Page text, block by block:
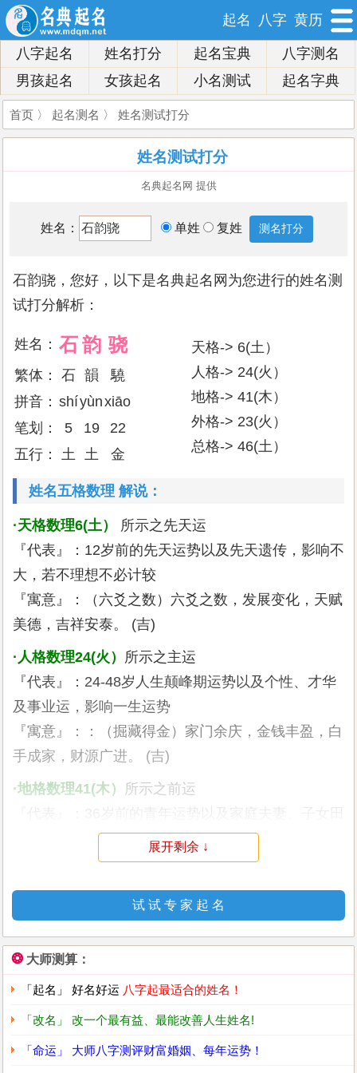
起名 八字 黄历
八字起名 姓名打分 起名宝典
八字测名
男孩起名
女孩起名 小名测试 起名字典
首页 〉 起名测名 〉 姓名测试打分
姓名测试打分
名典起名网 提供
姓名： 单姓 复姓
石韵骁，您好，以下是名典起名网为您进行的姓名测
试打分解析：
姓名： 石韵 骁
繁体： 石 韻
驍
拼音： shíyùnxiāo
笔划：
5 19
22
五行：
土 土 金
天格-> 6(土）
人格-> 24(火）
地格-> 41(木）
外格-> 23(火）
总格-> 46(土）
姓名五格数理 解说：
·天格数理6(土）
所示之先天运
『代表』：12岁前的先天运势以及先天遗传，影响不
大，若不理想不必计较
『寓意』：（六爻之数）六爻之数，发展变化，天赋
美德，吉祥安泰。 (吉)
·人格数理24(火） 所示之主运
『代表』：24-48岁人生颠峰期运势以及个性、才华
及事业运，影响一生运势
『寓意』：：（掘藏得金）家门余庆，金钱丰盈，白
手成家，财源广进。 (吉)
·地格数理41(木） 所示之前运
宅，影响基础运
『寓意』：（有德）纯阳独秀，德高望重，和顺畅
达，博得名利。此数为最大好运数。 (吉)
·外格数理23(火）所示之副运
『代表』：36-48岁的中年运势以及社交、朋友、工
作环境等，影响后天的机遇
『寓意』：（壮丽）旭日东升，壮丽壮观，权威旺
盛，功名荣达。 (吉)
·总格数理46(土）所示之后运
展开剩余 ↓
试 试 专 家 起 名
❂ 大师测算：
「起名」 好名好运 八字起最适合的姓名！
「改名」 改一个最有益、最能改善人生姓名!
「命运」 大师八字测评财富婚姻、每年运势！